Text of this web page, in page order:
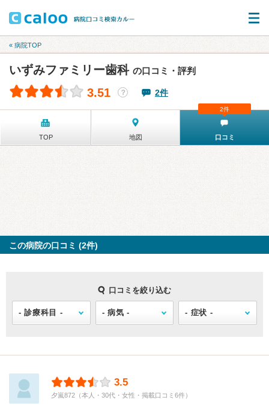
« 病院TOP
いずみファミリー歯科 の口コミ・評判
3.51 ？ 2件
TOP 地図 口コミ
2件
この病院の口コミ (2件)
口コミを絞り込む
3.5
夕嵐872（本人・30代・女性・掲載口コミ6件）